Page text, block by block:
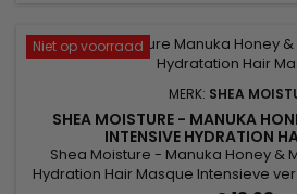
Niet op voorraad
MERK: SHEA
SHEA MOISTURE - MANUKA
INTENSIVE HYDRATION
Shea Moisture - Manuka Honey &
Hydration Hair Masque Intensieve